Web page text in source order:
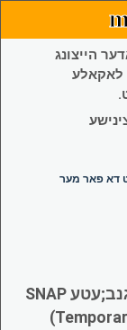
הייצונג
לאקאלע
דא פאר מער
וויכטיגע טוישונגען צו ערזעצונג פאר געגנב;עטע SNAP
און צייטווייליגע הילף (Temporary Assistance, TA)